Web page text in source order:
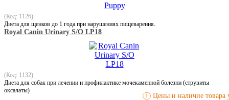
(Код: 1126)
Диета для щенков до 1 года при нарушениях пищеварения.
Royal Canin Urinary S/O LP18
(Код: 1132)
Диета для собак при лечении и профилактике мочекаменной болезни (струвиты
оксалаты)
! Цены и наличие товара